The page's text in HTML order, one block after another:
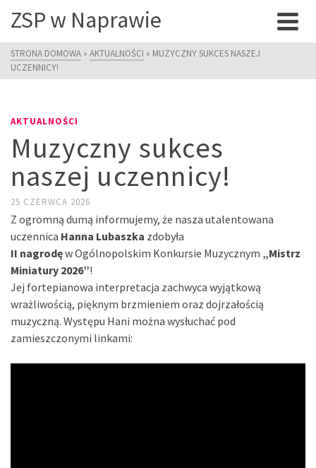
ZSP w Naprawie
STRONA DOMOWA » AKTUALNOŚCI » MUZYCZNY SUKCES NASZEJ
UCZENNICY!
AKTUALNOŚCI
Muzyczny sukces
naszej uczennicy!
25 CZERWCA 2026
Z ogromną dumą informujemy, że nasza utalentowana
uczennica Hanna Lubaszka zdobyła
II nagrodęw Ogólnopolskim Konkursie Muzycznym „Mistrz
Miniatury 2026”!
Jej fortepianowa interpretacja zachwyca wyjątkową
wrażliwością, pięknym brzmieniem oraz dojrzałością
muzyczną. Występu Hani można wysłuchać pod
zamieszczonymi linkami: